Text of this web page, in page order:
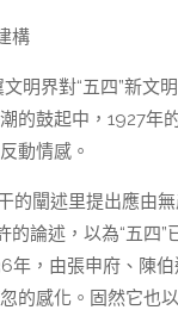
構
明界對“五四”新文
的鼓起中，1927
動情感。
的闡述里提出應由
的論述，以為“五
年，由張申府、陳
的感化。固然它也